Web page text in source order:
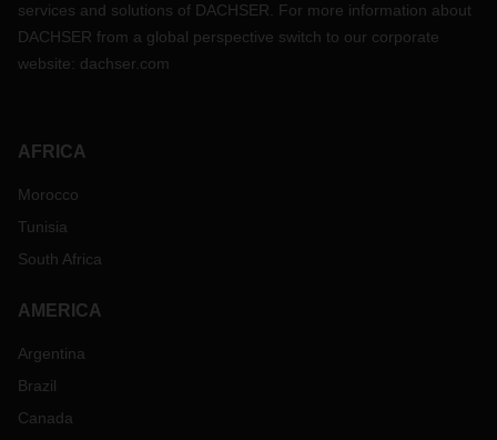
services and solutions of DACHSER. For more information about
DACHSER from a global perspective switch to our corporate
website: dachser.com
AFRICA
Morocco
Tunisia
South Africa
AMERICA
Argentina
Brazil
Canada